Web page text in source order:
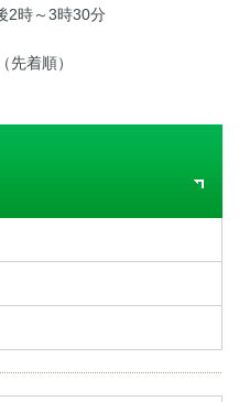
2時～3時30分
着順）